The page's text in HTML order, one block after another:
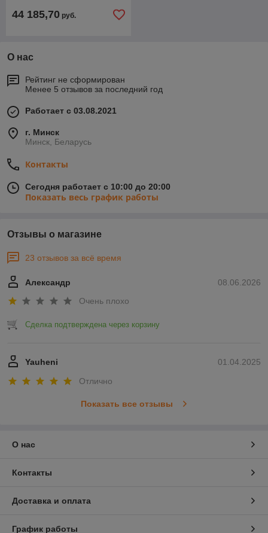
44 185,70 руб.
О нас
Рейтинг не сформирован
Менее 5 отзывов за последний год
Работает с 03.08.2021
г. Минск
Минск, Беларусь
Контакты
Сегодня работает с 10:00 до 20:00
Показать весь график работы
Отзывы о магазине
23 отзывов за всё время
08.06.2026
Александр
Очень плохо
Сделка подтверждена через корзину
01.04.2025
Yauheni
Отлично
Показать все отзывы
О нас
Контакты
Доставка и оплата
График работы